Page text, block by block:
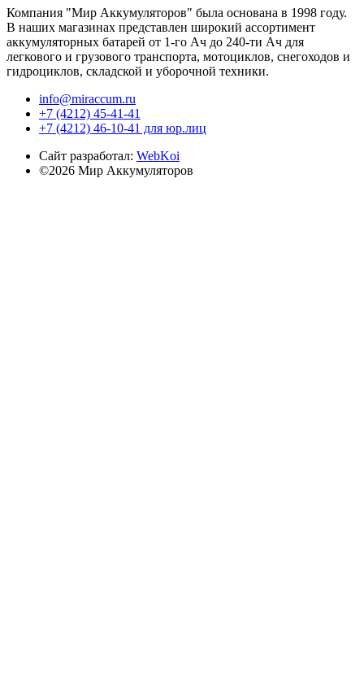
Компания "Мир Аккумуляторов" была основана в 1998 году.
В наших магазинах представлен широкий ассортимент
аккумуляторных батарей от 1-го Ач до 240-ти Ач для
легкового и грузового транспорта, мотоциклов, снегоходов и
гидроциклов, складской и уборочной техники.
info@miraccum.ru
+7 (4212) 45-41-41
+7 (4212) 46-10-41 для юр.лиц
Сайт разработал: WebKoi
©2026 Мир Аккумуляторов